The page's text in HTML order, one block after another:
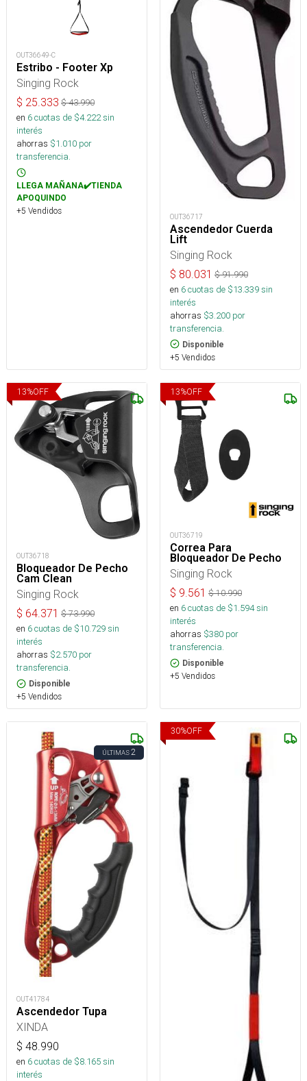
OUT36649-C
Estribo - Footer Xp
Singing Rock
$ 25.333 $43.990
en 6cuotas de $4.222sin
interés
ahorras $1.010 por
transferencia.
LLEGA MAÑANA✔️TIENDA
APOQUINDO
+5 Vendidos
OUT36717
Ascendedor Cuerda
Lift
Singing Rock
$ 80.031 $91.990
en 6cuotas de $13.339sin
interés
ahorras $3.200 por
transferencia.
Disponible
+5 Vendidos
13%OFF
OUT36718
Bloqueador De Pecho
Cam Clean
Singing Rock
$ 64.371 $73.990
en 6cuotas de $10.729sin
interés
ahorras $2.570 por
transferencia.
Disponible
+5 Vendidos
13%OFF
OUT36719
Correa Para
Bloqueador De Pecho
Singing Rock
$ 9.561 $10.990
en 6cuotas de $1.594sin
interés
ahorras $380 por
transferencia.
Disponible
+5 Vendidos
ÚLTIMAS2
OUT41784
Ascendedor Tupa
XINDA
$ 48.990
en 6cuotas de $8.165sin
interés
30%OFF